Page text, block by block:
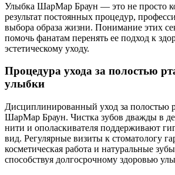
Улыбка ШарМар Браун — это не просто
результат постоянных процедур,
выбора образа жизни. Понимание этих
помочь фанатам перенять ее подход к
эстетическому уходу.
Процедура ухода за полостью
улыбки
Дисциплинированный уход за полостью
ШарМар Браун. Чистка зубов дважды в
нити и ополаскивателя поддерживают
вид. Регулярные визиты к стоматологу
косметическая работа и натуральные
способствуя долгосрочному здоровью